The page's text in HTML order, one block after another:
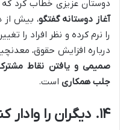
دوستان عزیزی خطاب کرد که
آغاز دوستانه گفتگو، بیش از
را نرم کرده و نظر افراد را
درباره افزایش حقوق،
صمیمی و یافتن نقاط
جلب همکاری است.
۱۴. دیگران را وادار کنید که بله، بله بگویند.